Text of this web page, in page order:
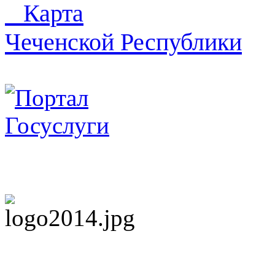
Карта
Чеченской Республики